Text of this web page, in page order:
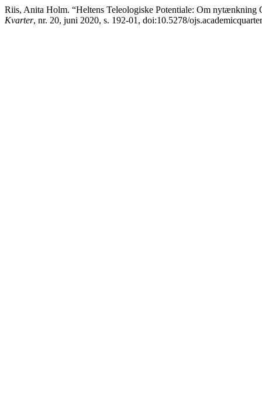
Riis, Anita Holm. “Heltens Teleologiske Potentiale: Om
Kvarter, nr. 20, juni 2020, s. 192-01, doi:10.5278/